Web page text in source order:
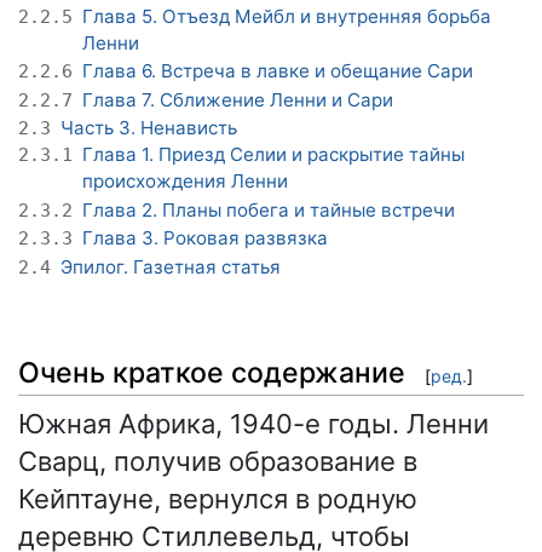
2.2.5 Глава 5. Отъезд Мейбл и внутренняя борьба
Ленни
2.2.6 Глава 6. Встреча в лавке и обещание Сари
2.2.7 Глава 7. Сближение Ленни и Сари
2.3 Часть 3. Ненависть
2.3.1 Глава 1. Приезд Селии и раскрытие тайны
происхождения Ленни
2.3.2 Глава 2. Планы побега и тайные встречи
2.3.3 Глава 3. Роковая развязка
2.4 Эпилог. Газетная статья
Очень краткое содержание [ред.]
Южная Африка, 1940-е годы. Ленни
Сварц, получив образование в
Кейптауне, вернулся в родную
деревню Стиллевельд, чтобы